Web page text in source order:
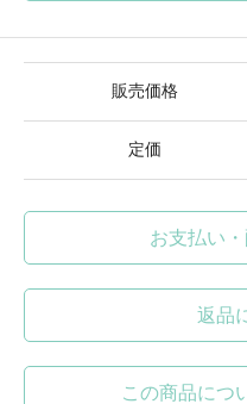
販売価格
定価
お支払い
返品
この商品につ